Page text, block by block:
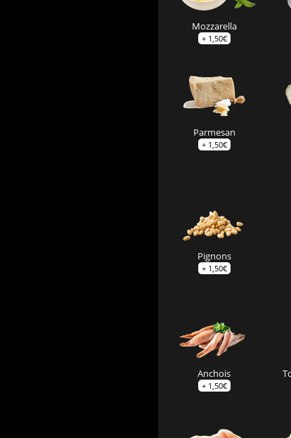
Mozzarella
+ 1,50€
Parmesan
+ 1,50€
Pignons
+ 1,50€
Anchois
+ 1,50€